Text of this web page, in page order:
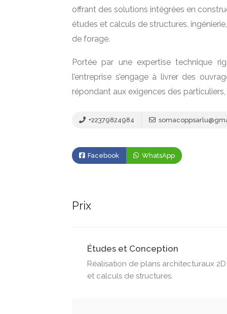
offrant des solutions intégrées en
études et calculs de structures,
de forage.
Portée par une expertise technique
l’entreprise s’engage à livrer des
répondant aux exigences des
+22379824984
Facebook WhatsApp
Prix
Études et Conception
Réalisation de plans architecturaux
et calculs de structures.